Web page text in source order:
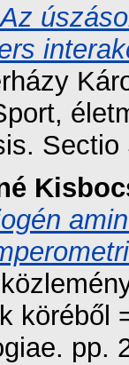
Az
köréből
pp.